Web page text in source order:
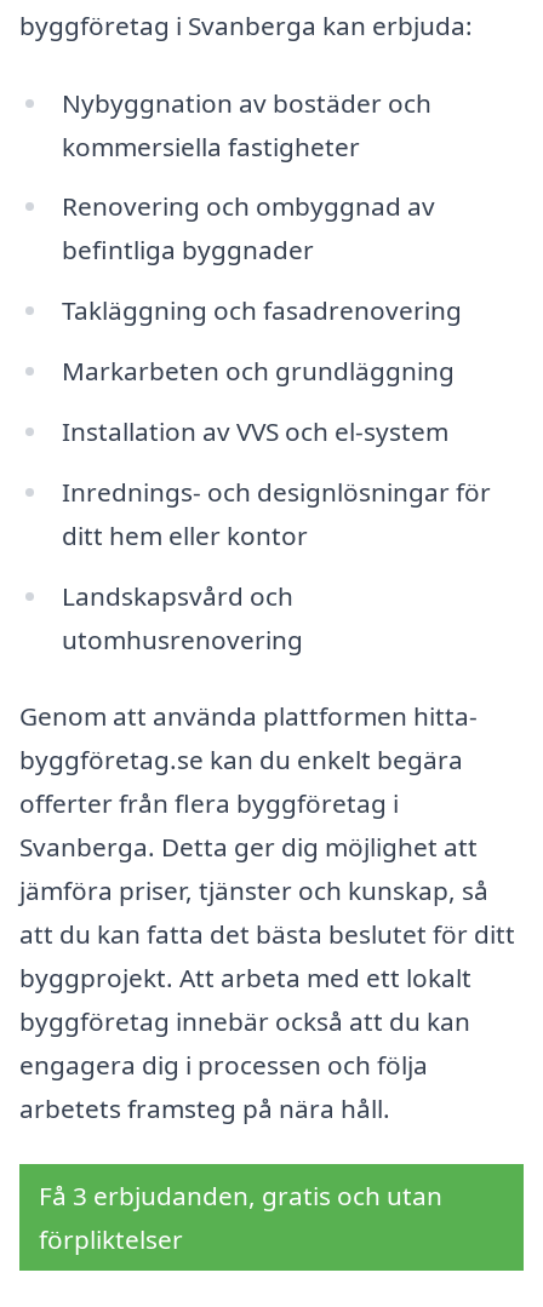
byggföretag i Svanberga kan erbjuda:
Nybyggnation av bostäder och
kommersiella fastigheter
Renovering och ombyggnad av
befintliga byggnader
Takläggning och fasadrenovering
Markarbeten och grundläggning
Installation av VVS och el-system
Inrednings- och designlösningar för
ditt hem eller kontor
Landskapsvård och
utomhusrenovering
Genom att använda plattformen hitta-
byggföretag.se kan du enkelt begära
offerter från flera byggföretag i
Svanberga. Detta ger dig möjlighet att
jämföra priser, tjänster och kunskap, så
att du kan fatta det bästa beslutet för ditt
byggprojekt. Att arbeta med ett lokalt
byggföretag innebär också att du kan
engagera dig i processen och följa
arbetets framsteg på nära håll.
Få 3 erbjudanden, gratis och utan
förpliktelser